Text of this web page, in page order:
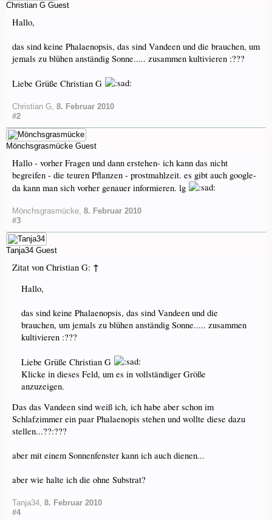
Christian G Guest
Hallo,
das sind keine Phalaenopsis, das sind Vandeen und die brauchen, um
jemals zu blühen anständig Sonne..... zusammen kultivieren :???
Liebe Grüße Christian G
Christian G, 8. Februar 2010
#2
Mönchsgrasmücke Guest
Hallo - vorher Fragen und dann erstehen- ich kann das nicht
begreifen - die teuren Pflanzen - prostmahlzeit. es gibt auch google-
da kann man sich vorher genauer informieren. lg
Mönchsgrasmücke, 8. Februar 2010
#3
Tanja34 Guest
Zitat von Christian G: ↑
Hallo,
das sind keine Phalaenopsis, das sind Vandeen und die
brauchen, um jemals zu blühen anständig Sonne..... zusammen
kultivieren :???
Liebe Grüße Christian G
Klicke in dieses Feld, um es in vollständiger Größe
anzuzeigen.
Das das Vandeen sind weiß ich, ich habe aber schon im
Schlafzimmer ein paar Phalaenopis stehen und wollte diese dazu
stellen...??:???
aber mit einem Sonnenfenster kann ich auch dienen...
aber wie halte ich die ohne Substrat?
Tanja34, 8. Februar 2010
#4